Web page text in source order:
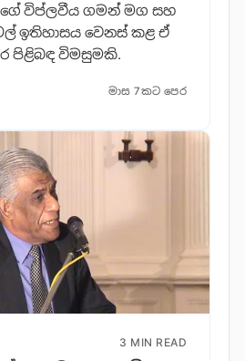
විප්ලවීය ගමන් මග සහ
ඉතිහාසය වෙනස් කළ ඒ
පිළිබඳ විමසුමකි.
මාස 7කට පෙර
3 MIN READ